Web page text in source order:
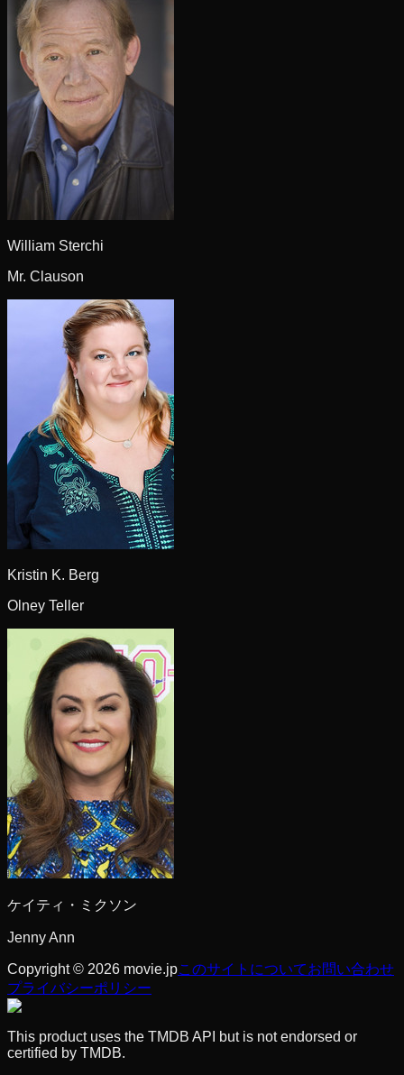
William Sterchi
Mr. Clauson
Kristin K. Berg
Olney Teller
ケイティ・ミクソン
Jenny Ann
Copyright © 2026 movie.jpこのサイトについてお問い合わせ
プライバシーポリシー
This product uses the TMDB API but is not endorsed or
certified by TMDB.